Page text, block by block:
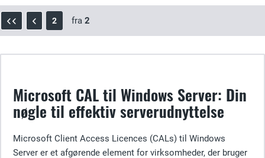
2 fra 2
Microsoft CAL til Windows Server: Din
nøgle til effektiv serverudnyttelse
Microsoft Client Access Licences (CALs) til Windows
Server er et afgørende element for virksomheder, der bruger